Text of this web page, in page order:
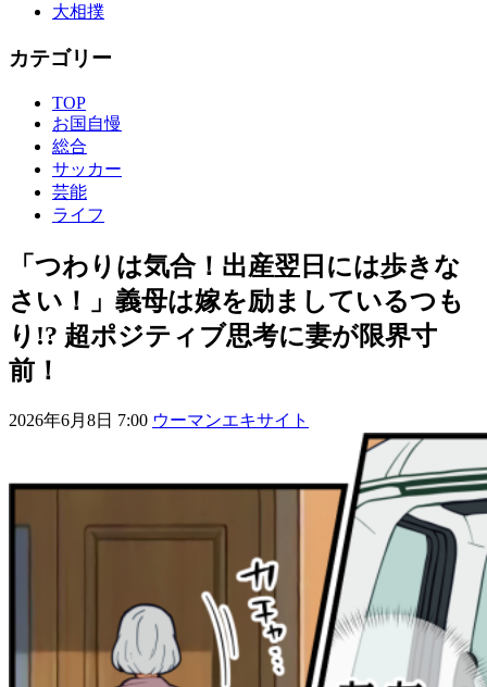
大相撲
カテゴリー
TOP
お国自慢
総合
サッカー
芸能
ライフ
「つわりは気合！出産翌日には歩きな
さい！」義母は嫁を励ましているつも
り!? 超ポジティブ思考に妻が限界寸
前！
2026年6月8日 7:00 ウーマンエキサイト